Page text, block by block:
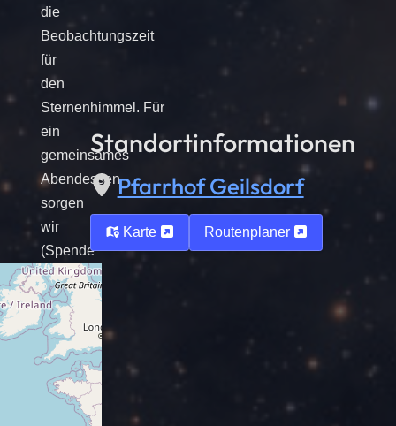
die
Beobachtungszeit
für
den
Sternenhimmel. Für
ein
gemeinsames
Abendessen
sorgen
wir
(Spende
erbeten).
Wir
freuen
uns
auf
Standortinformationen
Pfarrhof Geilsdorf
Karte Routenplaner